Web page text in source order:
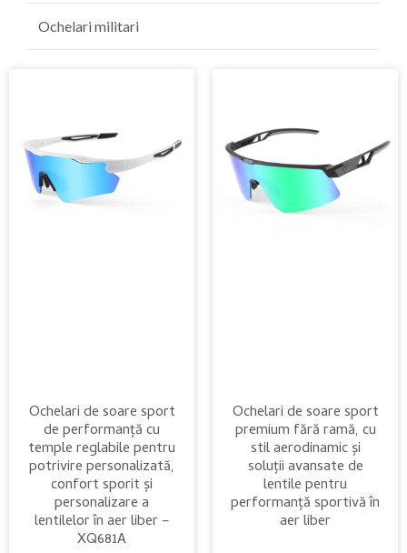
Ochelari de soare de golf
Ochelari militari
Ochelari de soare sport
de performanță cu
temple reglabile pentru
potrivire personalizată,
confort sporit și
personalizare a
lentilelor în aer liber –
XQ681A
Ochelari de soare sport
premium fără ramă, cu
stil aerodinamic și
soluții avansate de
lentile pentru
performanță sportivă în
aer liber